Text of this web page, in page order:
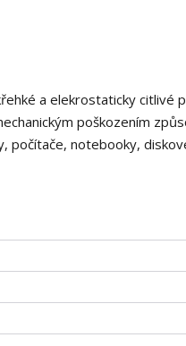
a elekrostaticky citlivé
poškozením
počítače, notebooky,